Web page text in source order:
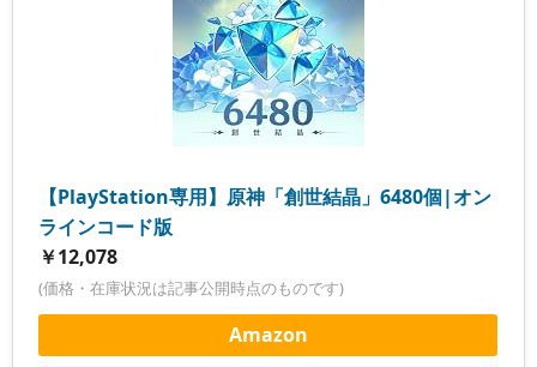
【PlayStation専用】原神「創世結晶」6480個|オン
ラインコード版
￥12,078
(価格・在庫状況は記事公開時点のものです)
Amazon